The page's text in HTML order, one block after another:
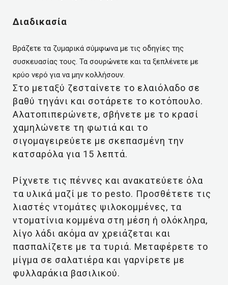
Διαδικασία
Βράζετε τα ζυμαρικά σύμφωνα με τις οδηγίες της
συσκευασίας τους. Τα σουρώνετε και τα ξεπλένετε με
κρύο νερό για να μην κολλήσουν.
Στο μεταξύ ζεσταίνετε το ελαιόλαδο σε
βαθύ τηγάνι και σοτάρετε το κοτόπουλο.
Αλατοπιπερώνετε, σβήνετε με το κρασί
χαμηλώνετε τη φωτιά και το
σιγομαγειρεύετε με σκεπασμένη την
κατσαρόλα για 15 λεπτά.
Ρίχνετε τις πέννες και ανακατεύετε όλα
τα υλικά μαζί με το pesto. Προσθέτετε τις
λιαστές ντομάτες ψιλοκομμένες, τα
ντοματίνια κομμένα στη μέση ή ολόκληρα,
λίγο λάδι ακόμα αν χρειάζεται και
πασπαλίζετε με τα τυριά. Μεταφέρετε το
μίγμα σε σαλατιέρα και γαρνίρετε με
φυλλαράκια βασιλικού.